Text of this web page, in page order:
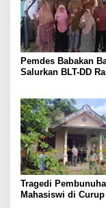
Pemdes Babakan
Salurkan BLT-DD
Tragedi
Mahasiswi di Curup